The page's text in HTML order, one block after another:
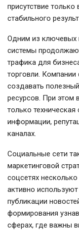
присутствие
стабильного
Одним из ключевых
системы
трафика для
торговли. Компании
создавать
ресурсов. При этом
только
информации,
каналах.
Социальные сети
маркетинговой
соцсетях
активно
публикации
формирования
сферах, где важны